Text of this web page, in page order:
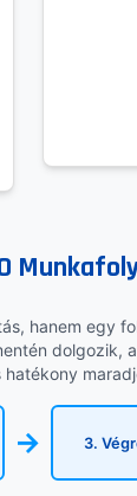
hanem egy
dolgozik,
hatékony
→ 3.